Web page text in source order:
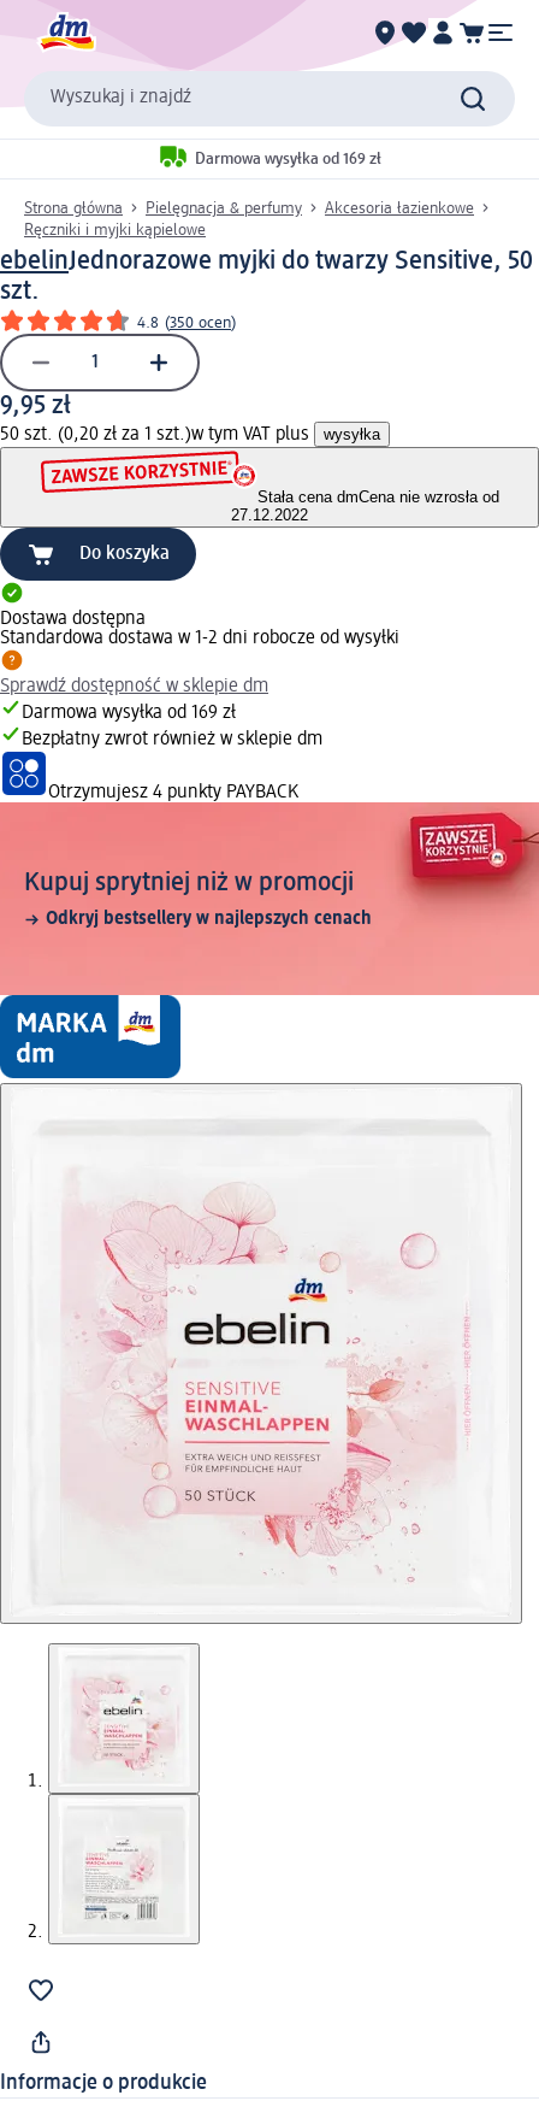
Wyszukaj i znajdź
Darmowa wysyłka od 169 zł
Strona główna Pielęgnacja & perfumy
Akcesoria łazienkowe
Ręczniki i myjki kąpielowe
ebelinJednorazowe myjki do twarzy Sensitive, 50
szt.
4.8 (350 ocen)
9,95 zł
50 szt. (0,20 zł za 1 szt.)w tym VAT plus wysyłka
Stała cena dmCena nie wzrosła od
27.12.2022
Do koszyka
Dostawa dostępna
Standardowa dostawa w 1-2 dni robocze od wysyłki
Sprawdź dostępność w sklepie dm
Darmowa wysyłka od 169 zł
Bezpłatny zwrot również w sklepie dm
Otrzymujesz 4 punkty PAYBACK
Kupuj sprytniej niż w promocji
Odkryj bestsellery w najlepszych cenach
Informacje o produkcie